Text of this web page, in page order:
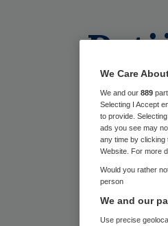
We Care
We and our 889
Selecting I Accept
to provide.
ads you see may
any time by clicking
Website. For more
Would you rather
person
We and our
Use precise